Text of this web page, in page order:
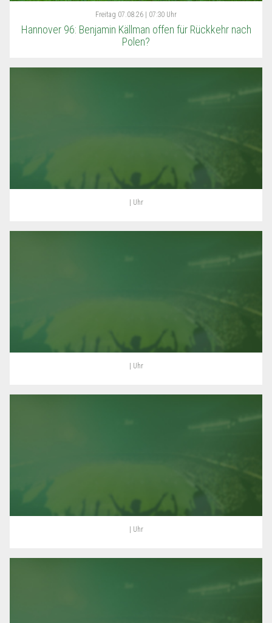
Freitag 07.08.26 | 07:30 Uhr
Hannover 96: Benjamin Källman offen für Rückkehr nach
Polen?
| Uhr
| Uhr
| Uhr